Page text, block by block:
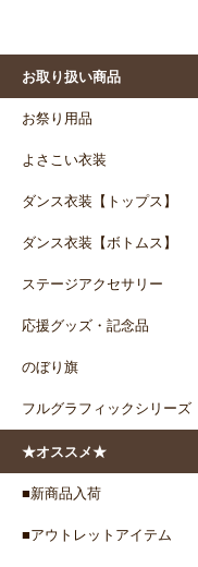
お取り扱い商品
お祭り用品
よさこい衣装
ダンス衣装【トップス】
ダンス衣装【ボトムス】
ステージアクセサリー
応援グッズ・記念品
のぼり旗
フルグラフィックシリーズ
★オススメ★
■新商品入荷
■アウトレットアイテム